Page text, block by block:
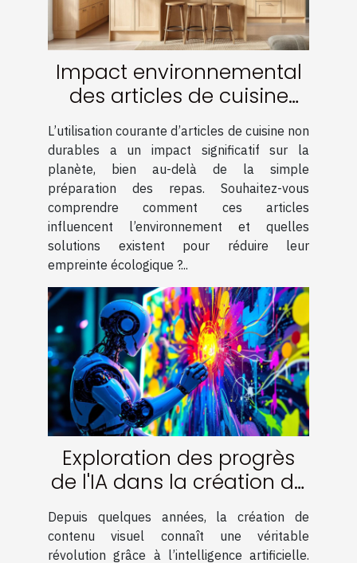
Impact environnemental
des articles de cuisine
non durables : quelle
alternative ?
L’utilisation courante d’articles de cuisine non
durables a un impact significatif sur la
planète, bien au-delà de la simple
préparation des repas. Souhaitez-vous
comprendre comment ces articles
influencent l’environnement et quelles
solutions existent pour réduire leur
empreinte écologique ?...
Exploration des progrès
de l'IA dans la création de
contenu visuel
Depuis quelques années, la création de
contenu visuel connaît une véritable
révolution grâce à l’intelligence artificielle.